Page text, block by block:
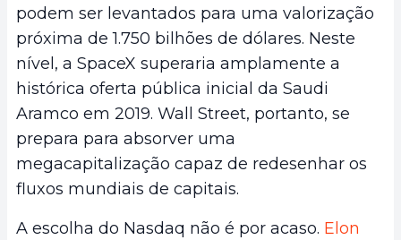
podem ser levantados para uma valorização
próxima de 1.750 bilhões de dólares. Neste
nível, a SpaceX superaria amplamente a
histórica oferta pública inicial da Saudi
Aramco em 2019. Wall Street, portanto, se
prepara para absorver uma
megacapitalização capaz de redesenhar os
fluxos mundiais de capitais.
A escolha do Nasdaq não é por acaso. Elon